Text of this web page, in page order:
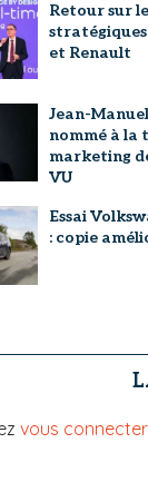
Retour sur
et Renault
Jean-
nommé à la
marketing
VU
Essai
: copie
vous connecter